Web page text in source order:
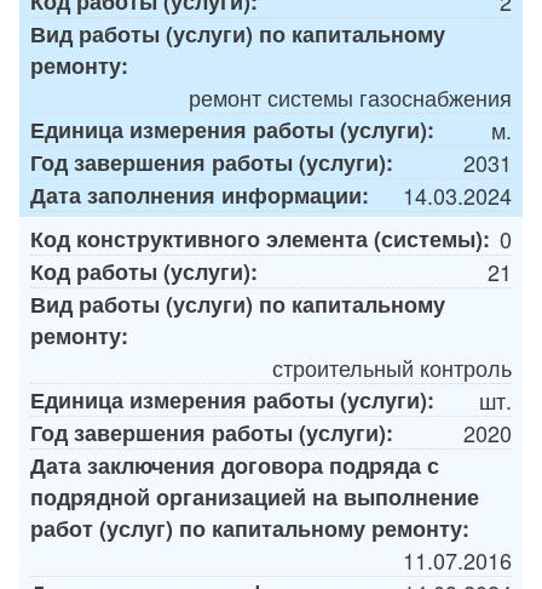
Вид работы (услуги) по капитальному
ремонту:
ремонт системы газоснабжения
Единица измерения работы (услуги):
м.
Год завершения работы (услуги):
2031
Дата заполнения информации:
14.03.2024
Код конструктивного элемента (системы): 0
Код работы (услуги):
21
Вид работы (услуги) по капитальному
ремонту:
строительный контроль
Единица измерения работы (услуги):
шт.
Год завершения работы (услуги):
2020
Дата заключения договора подряда с
подрядной организацией на выполнение
работ (услуг) по капитальному ремонту:
11.07.2016